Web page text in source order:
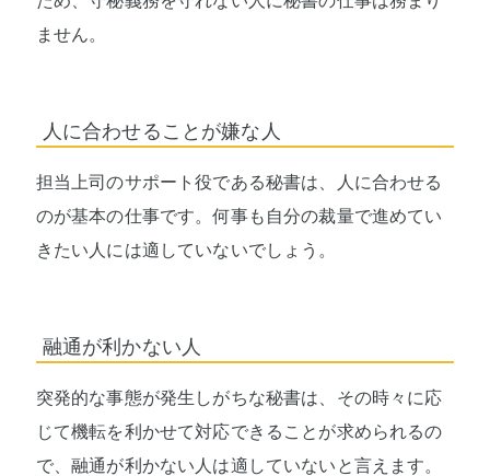
ません。
人に合わせることが嫌な人
担当上司のサポート役である秘書は、人に合わせる
のが基本の仕事です。何事も自分の裁量で進めてい
きたい人には適していないでしょう。
融通が利かない人
突発的な事態が発生しがちな秘書は、その時々に応
じて機転を利かせて対応できることが求められるの
で、融通が利かない人は適していないと言えます。